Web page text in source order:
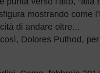
mostrando come
di andare oltre...
Dolores Puthod,